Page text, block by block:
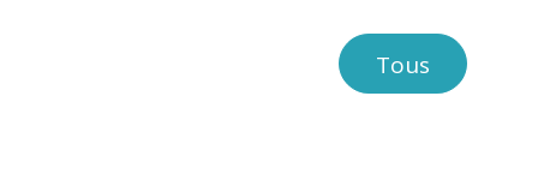
Tous